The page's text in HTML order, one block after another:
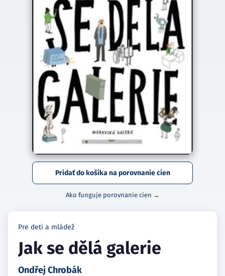
Pridať do košíka na porovnanie cien
Ako funguje porovnanie cien →
Pre deti a mládež
Jak se dělá galerie
Ondřej Chrobák